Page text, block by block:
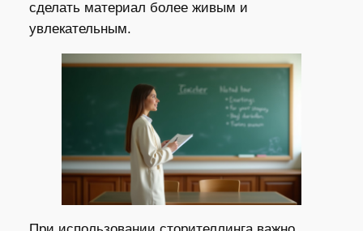
сделать материал более живым и
увлекательным.